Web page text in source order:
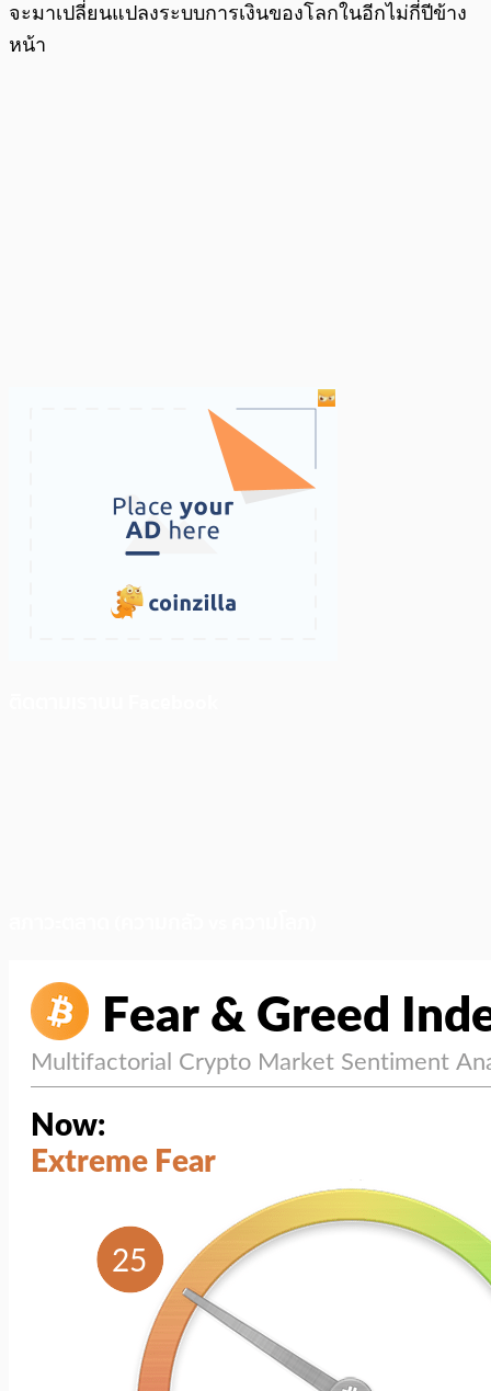
จะมาเปลี่ยนแปลงระบบการเงินของโลกในอีกไม่กี่ปีข้าง
หน้า